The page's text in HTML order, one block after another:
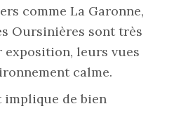
comme La Garonne,
Oursinières sont très
leurs vues
calme.
implique de bien